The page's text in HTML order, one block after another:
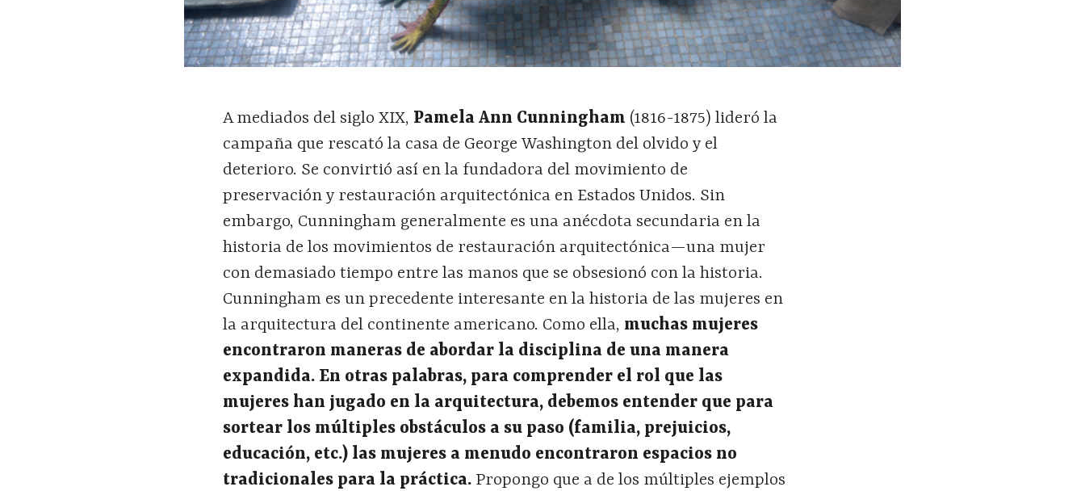
A mediados del siglo XIX, Pamela Ann Cunningham (1816-1875) lideró la
campaña que rescató la casa de George Washington del olvido y el
deterioro. Se convirtió así en la fundadora del movimiento de
preservación y restauración arquitectónica en Estados Unidos. Sin
embargo, Cunningham generalmente es una anécdota secundaria en la
historia de los movimientos de restauración arquitectónica—una mujer
con demasiado tiempo entre las manos que se obsesionó con la historia.
Cunningham es un precedente interesante en la historia de las mujeres en
la arquitectura del continente americano. Como ella, muchas mujeres
encontraron maneras de abordar la disciplina de una manera
expandida. En otras palabras, para comprender el rol que las
mujeres han jugado en la arquitectura, debemos entender que para
sortear los múltiples obstáculos a su paso (familia, prejuicios,
educación, etc.) las mujeres a menudo encontraron espacios no
tradicionales para la práctica. Propongo que a de los múltiples ejemplos